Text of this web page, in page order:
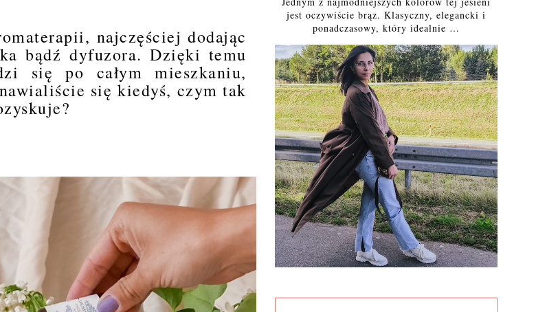
najczęściej dodając
bądź dyfuzora. Dzięki temu
się po całym mieszkaniu,
się kiedyś, czym tak
jest oczywiście brąz. Klasyczny, elegancki i
ponadczasowy, który idealnie …